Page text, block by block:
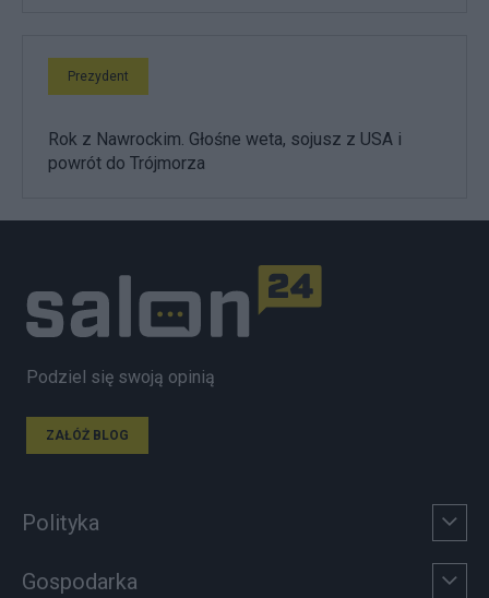
Prezydent
Rok z Nawrockim. Głośne weta, sojusz z USA i
powrót do Trójmorza
Podziel się swoją opinią
ZAŁÓŻ BLOG
Polityka
Gospodarka